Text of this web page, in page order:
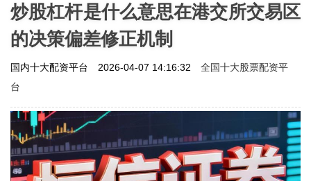
炒股杠杆是什么意思在港交所交易区
的决策偏差修正机制
国内十大配资平台 2026-04-07 14:16:32
全国十大股票配资平
台